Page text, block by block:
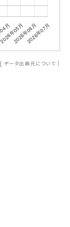
[ データ出典元について ］